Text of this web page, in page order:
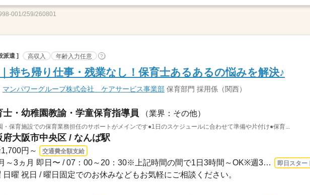
001/259/260801
派遣 ] 高収入 年齢入力任意 ?
持ち帰り仕事・残業なし！保育士あるあるの悩みを解決♪
マンパワーグループ株式会社 ケアサービス事業部 保育部門 採用係（関西）
士・幼稚園教諭・学童保育指導員 （業界：その他）
・保育施設での保育業務担任のサポートがメインです●1日のスケジュールに合わせて準備や片付け●保育...
府大阪市中央区 / なんば駅
円～ 交通費全額支給
1ヵ月～3ヵ月 即日〜 / 07：00～20：30※上記時間の間で1日3時間～OK※週3日～※残業はほ... 即日スター
日曜 祝日 / 曜日固定でのお休みなどもお気軽にご相談ください。